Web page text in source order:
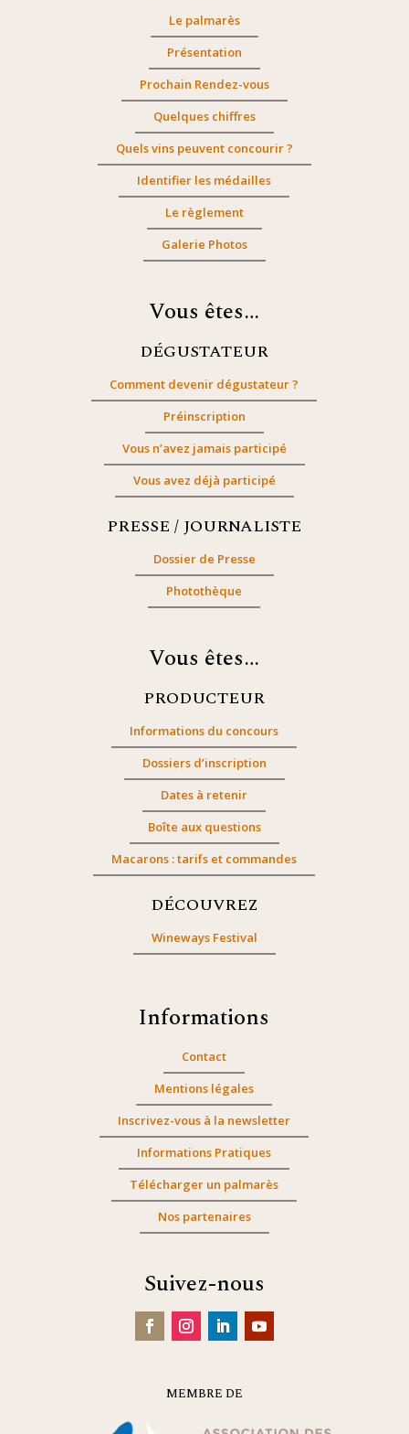
Le palmarès
Présentation
Prochain Rendez-vous
Quelques chiffres
Quels vins peuvent concourir ?
Identifier les médailles
Le règlement
Galerie Photos
Vous êtes…
DÉGUSTATEUR
Comment devenir dégustateur ?
Préinscription
Vous n’avez jamais participé
Vous avez déjà participé
PRESSE / JOURNALISTE
Dossier de Presse
Photothèque
Vous êtes…
PRODUCTEUR
Informations du concours
Dossiers d’inscription
Dates à retenir
Boîte aux questions
Macarons : tarifs et commandes
DÉCOUVREZ
Wineways Festival
Informations
Contact
Mentions légales
Inscrivez-vous à la newsletter
Informations Pratiques
Télécharger un palmarès
Nos partenaires
Suivez-nous
MEMBRE DE